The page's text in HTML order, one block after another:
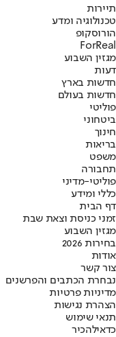
תיירות
טכנולוגיה ומדע
הורוסקופ
ForReal
מגזין השבוע
דעות
חדשות בארץ
חדשות בעולם
פוליטי
ביטחוני
חינוך
בריאות
משפט
תחבורה
פוליטי-מדיני
כללי ומידע
דף הבית
זמני כניסת וצאת שבת
מגזין השבוע
בחירות 2026
אודות
צור קשר
נבחרת הכתבים והפרשנים
מדיניות פרטיות
הצהרת נגישות
תנאי שימוש
כדאילהכיר